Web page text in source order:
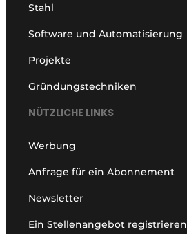
Stahl
Software und Automatisierung
Projekte
Gründungstechniken
NÜTZLICHE LINKS
Werbung
Anfrage für ein Abonnement
Newsletter
Ein Stellenangebot registrieren